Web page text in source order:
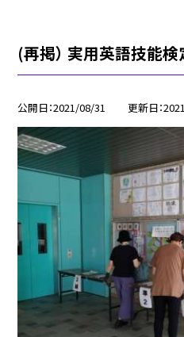
(再掲） 実用英語技能検
公開日 2021/08/31 更新日